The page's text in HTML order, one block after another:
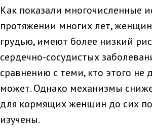
Как показали многочисленные
протяжении многих лет,
грудью, имеют более низкий
сердечно-сосудистых
сравнению с теми, кто этого не
может. Однако механизмы
для кормящих женщин до сих
изучены.